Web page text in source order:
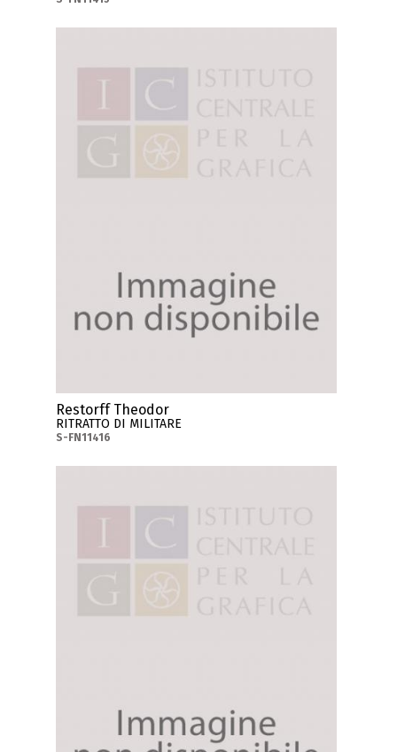
Restorff Theodor
RITRATTO DI MILITARE
S-FN11416